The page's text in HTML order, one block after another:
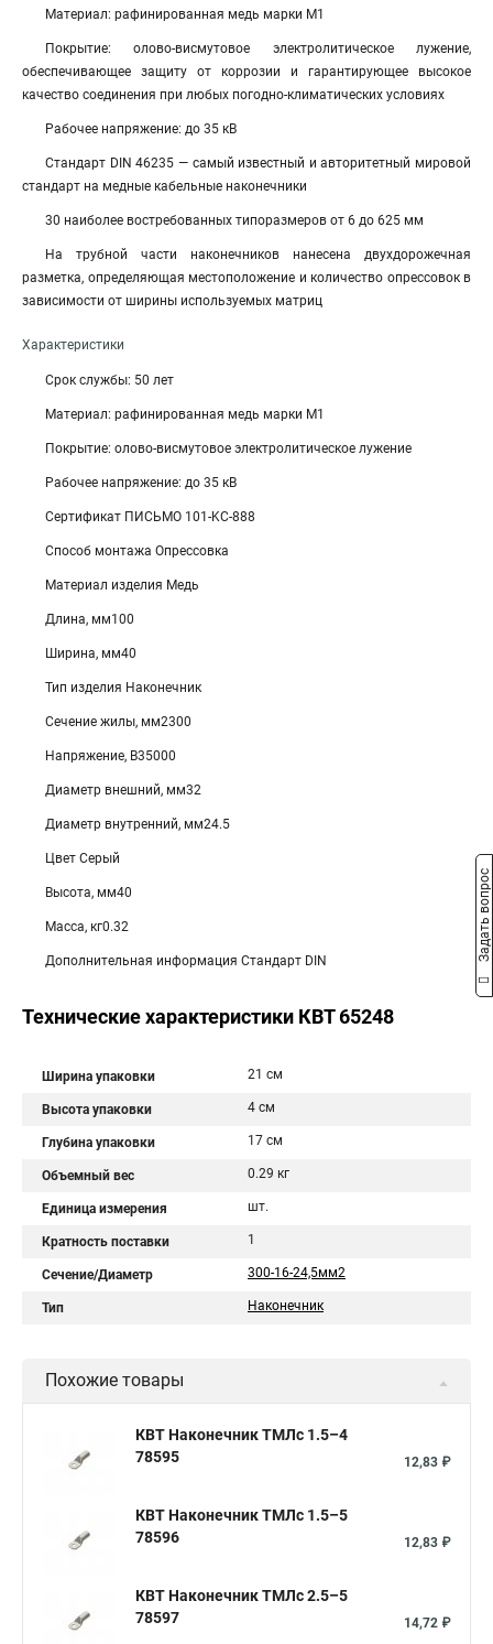
Материал: рафинированная медь марки М1
Покрытие: олово-висмутовое электролитическое лужение,
обеспечивающее защиту от коррозии и гарантирующее высокое
качество соединения при любых погодно-климатических условиях
Рабочее напряжение: до 35 кВ
Стандарт DIN 46235 — самый известный и авторитетный мировой
стандарт на медные кабельные наконечники
30 наиболее востребованных типоразмеров от 6 до 625 мм
На трубной части наконечников нанесена двухдорожечная
разметка, определяющая местоположение и количество опрессовок в
зависимости от ширины используемых матриц
Характеристики
Срок службы: 50 лет
Материал: рафинированная медь марки М1
Покрытие: олово-висмутовое электролитическое лужение
Рабочее напряжение: до 35 кВ
Сертификат ПИСЬМО 101-KC-888
Способ монтажа Опрессовка
Материал изделия Медь
Длина, мм100
Ширина, мм40
Тип изделия Наконечник
Сечение жилы, мм2300
Напряжение, В35000
Диаметр внешний, мм32
Диаметр внутренний, мм24.5
Цвет Серый
Высота, мм40
Масса, кг0.32
Дополнительная информация Стандарт DIN
Технические характеристики КВТ 65248
Ширина упаковки 21 см
Высота упаковки 4 см
Глубина упаковки 17 см
Объемный вес 0.29 кг
Единица измерения шт.
Кратность поставки 1
Сечение/Диаметр 300-16-24,5мм2
Тип Наконечник
Похожие товары
КВТ Наконечник ТМЛс 1.5–4
78595
12,83 ₽
КВТ Наконечник ТМЛс 1.5–5
78596
12,83 ₽
КВТ Наконечник ТМЛс 2.5–5
78597
14,72 ₽
Задать вопрос